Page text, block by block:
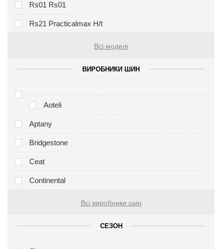
Rs01 Rs01
Rs21 Practicalmax H/t
Всі моделі
ВИРОБНИКИ ШИН
Aoteli
Aptany
Bridgestone
Ceat
Continental
Всі виробники шин
СЕЗОН